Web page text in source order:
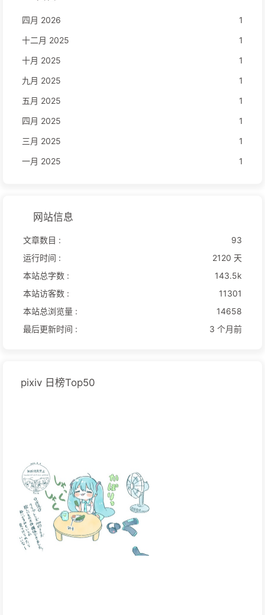
四月 2026
1
十二月 2025
1
十月 2025
1
九月 2025
1
五月 2025
1
四月 2025
1
三月 2025
1
一月 2025
1
网站信息
文章数目 :
93
运行时间 :
2120 天
本站总字数 :
143.5k
本站访客数 :
11301
本站总浏览量 :
14658
最后更新时间 :
3 个月前
pixiv 日榜Top50